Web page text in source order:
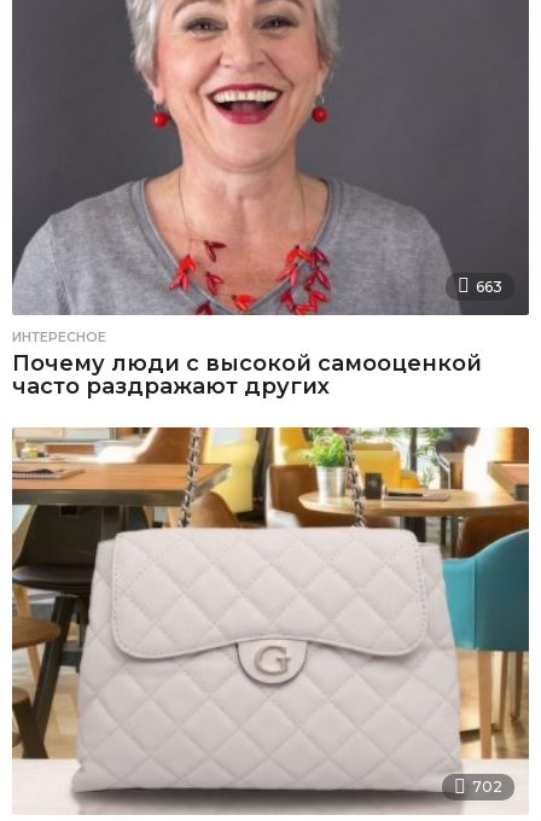
663
ИНТЕРЕСНОЕ
Почему люди с высокой самооценкой
часто раздражают других
702